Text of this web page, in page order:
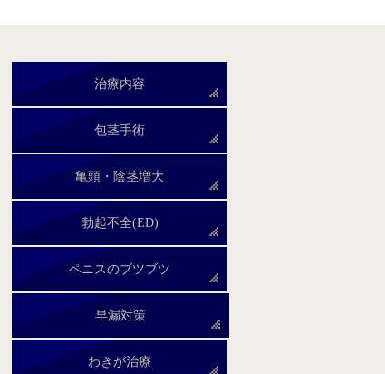
治療内容
包茎手術
亀頭・陰茎増大
勃起不全(ED)
ペニスのブツブツ
早漏対策
わきが治療